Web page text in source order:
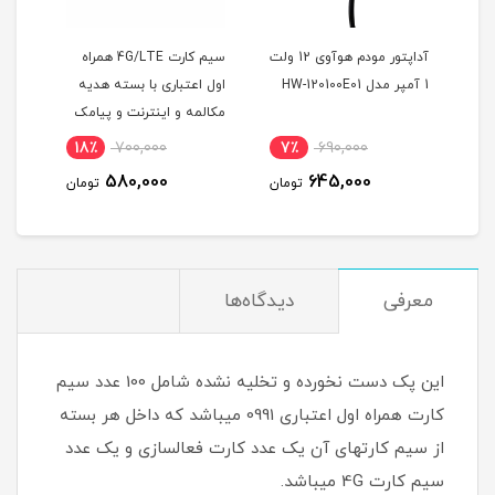
سیم کارت 4G/LTE همراه
اول اعتباری با بسته هدیه
700,000
580,000
سیمکارت ایرانسل FDD/5G
/4.5G با آی پی استاتیک
گیگ یکساله (مخصوص
8,650,000
8,290,000
معرفی دیدگاه‌ها
این پک دست نخورده و تخلیه نشده شامل 100 عدد سیم
کارت همراه اول اعتباری 0991 میباشد که داخل هر بسته
از سیم کارتهای آن یک عدد کارت فعالسازی و یک عدد
سیم کارت 4G میباشد.